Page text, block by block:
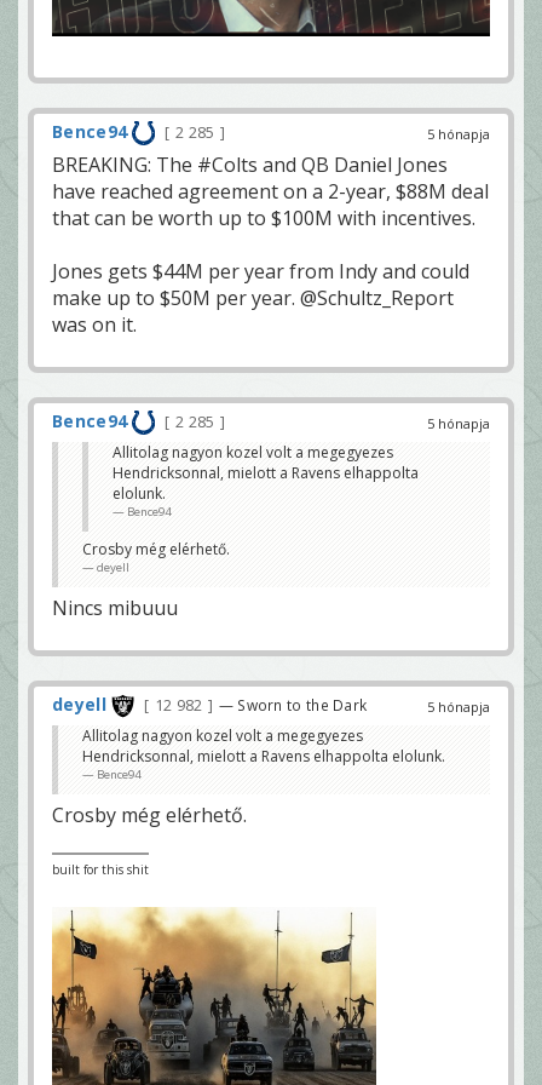
5 hónapja
Bence94 2 285
BREAKING: The #Colts and QB Daniel Jones
have reached agreement on a 2-year, $88M deal
that can be worth up to $100M with incentives.
Jones gets $44M per year from Indy and could
make up to $50M per year. @Schultz_Report
was on it.
5 hónapja
Bence94
2 285
Allitolag nagyon kozel volt a megegyezes
Hendricksonnal, mielott a Ravens elhappolta
elolunk.
Bence94
Crosby még elérhető.
deyell
Nincs mibuuu
5 hónapja
deyell 12 982 — Sworn to the Dark
Allitolag nagyon kozel volt a megegyezes
Hendricksonnal, mielott a Ravens elhappolta elolunk.
Bence94
Crosby még elérhető.
built for this shit